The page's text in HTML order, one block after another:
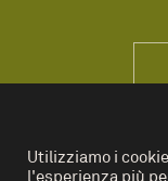
Utilizziamo i